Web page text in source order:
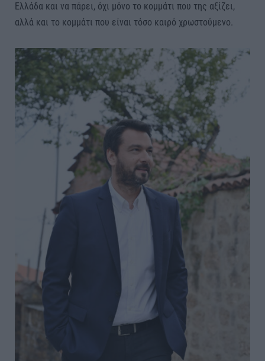
Ελλάδα και να πάρει, όχι μόνο το κομμάτι που της αξίζει,
αλλά και το κομμάτι που είναι τόσο καιρό χρωστούμενο.